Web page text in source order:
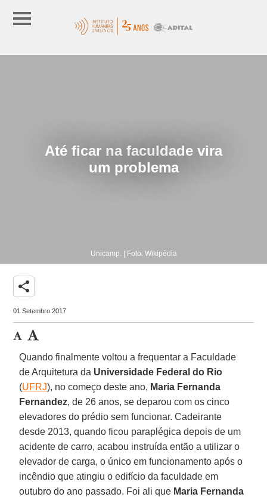
Até ficar na faculdade vira
um problema
Unicamp. | Foto: Wikipédia
share
01 Setembro 2017
Quando finalmente voltou a frequentar a Faculdade
de Arquitetura da Universidade Federal do Rio
(UFRJ), no começo deste ano, Maria Fernanda
Fernandez, de 26 anos, se deparou com os cinco
elevadores do prédio sem funcionar. Cadeirante
desde 2013, quando ficou paraplégica depois de um
acidente de carro, acabou instruída então a utilizar o
elevador de carga, o único em funcionamento após o
incêndio que atingiu o edifício da faculdade em
outubro do ano passado. Foi ali que Maria Fernanda